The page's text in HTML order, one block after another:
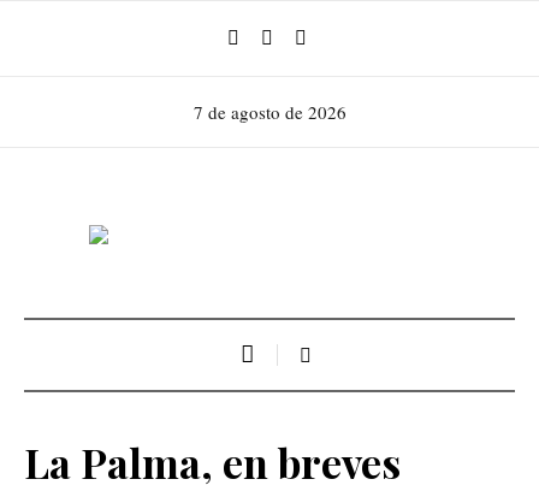
7 de agosto de 2026
La Palma, en breves